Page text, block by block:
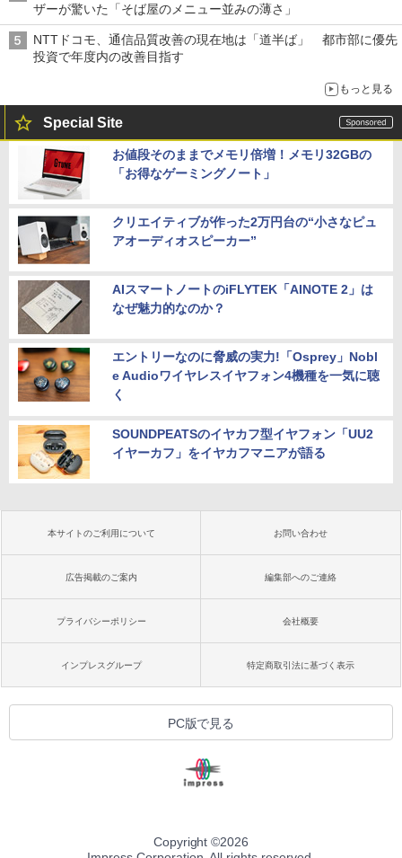
ザーが驚いた「そば屋のメニュー並みの薄さ」
NTTドコモ、通信品質改善の現在地は「道半ば」 都市部に優先
投資で年度内の改善目指す
もっと見る
Special Site
お値段そのままでメモリ倍増！メモリ32GBの
「お得なゲーミングノート」
クリエイティブが作った2万円台の“小さなピュ
アオーディオスピーカー”
AIスマートノートのiFLYTEK「AINOTE 2」は
なぜ魅力的なのか？
エントリーなのに脅威の実力!「Osprey」Nobl
e Audioワイヤレスイヤフォン4機種を一気に聴
く
SOUNDPEATSのイヤカフ型イヤフォン「UU2
イヤーカフ」をイヤカフマニアが語る
本サイトのご利用について お問い合わせ
広告掲載のご案内 編集部へのご連絡
プライバシーポリシー 会社概要
インプレスグループ 特定商取引法に基づく表示
PC版で見る
Copyright ©2026